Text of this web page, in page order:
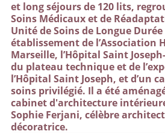
et long séjours de 120 lits,
Soins Médicaux et de
Unité de Soins de Longue Durée
établissement de l’Association
Marseille, l’Hôpital Saint
du plateau technique et de
l’Hôpital Saint Joseph, et d’un
soins privilégié. Il a été
cabinet d'architecture
Sophie Ferjani, célèbre
décoratrice.